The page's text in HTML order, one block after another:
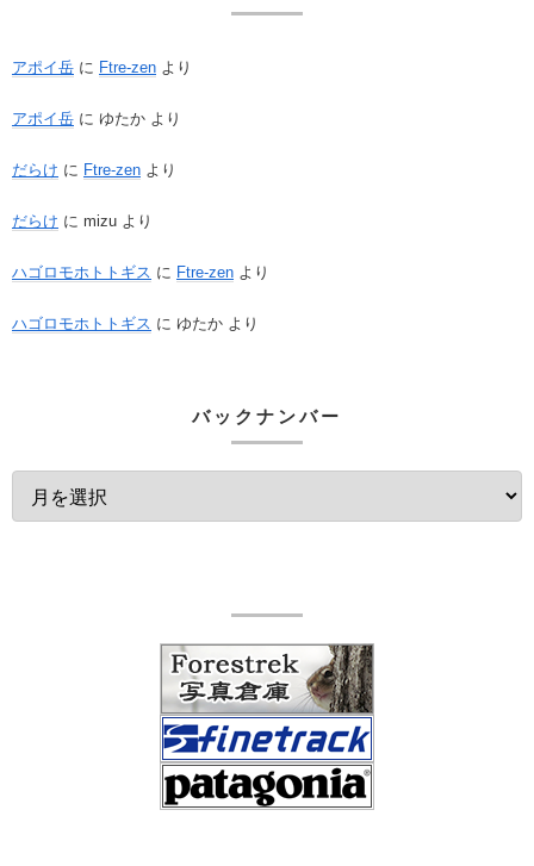
アポイ岳 に Ftre-zen より
アポイ岳 に ゆたか より
だらけ に Ftre-zen より
だらけ に mizu より
ハゴロモホトトギス に Ftre-zen より
ハゴロモホトトギス に ゆたか より
バックナンバー